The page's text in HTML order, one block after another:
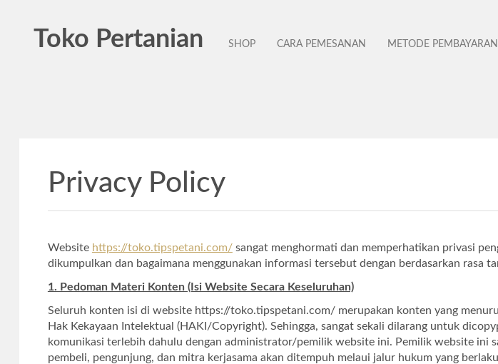
Toko Pertanian SHOP CARA PEMESANAN METODE PEMBAYARAN
Privacy Policy
Website https://toko.tipspetani.com/sangat menghormati dan memperhatikan privasi
dikumpulkan dan bagaimana menggunakan informasi tersebut dengan berdasarkan rasa
1. Pedoman Materi Konten (Isi Website Secara Keseluruhan)
Seluruh konten isi di website https://toko.tipspetani.com/ merupakan konten yang
Hak Kekayaan Intelektual (HAKI/Copyright). Sehingga, sangat sekali dilarang untuk
komunikasi terlebih dahulu dengan administrator/pemilik website ini. Pemilik website ini
pembeli, pengunjung, dan mitra kerjasama akan ditempuh melaui jalur hukum yang